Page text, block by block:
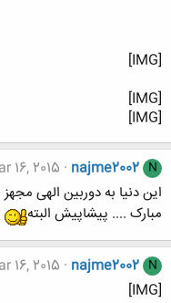
[IMG]
[IMG]
[IMG]
N
najme2002
16, 2015
این دنیا به دوربین الهی
مبارک .... پیشاپیش البته
N
najme2002
16, 2015
[IMG]